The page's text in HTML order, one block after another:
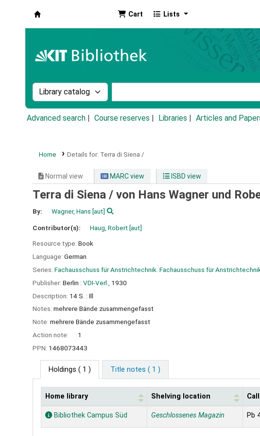
Cart Lists
Search the catalog by:
Advanced search Course reserves Libraries Articles and
Home Details for: Terra di Siena /
Normal view MARC view ISBD view
Terra di Siena / von Hans Wagner und
By: Wagner, Hans [aut]
Contributor(s): Haug, Robert[aut]
Resource type: Book
Language: German
Series: Fachausschuss für Anstrichtechnik. Fachausschuss für
Publisher: Berlin : VDI-Verl.,
1930
Description: 14 S. : Ill
Notes: mehrere Bände zusammengefasst
Note: mehrere Bände zusammengefasst
Action note:
1
PPN: 1468073443
Holdings ( 1 ) Title notes ( 1 )
Holdings
Home library Shelving location
Bibliothek Campus Süd Geschlossenes Magazin Pb